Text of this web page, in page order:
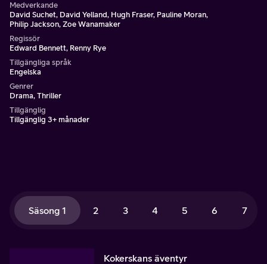
Medverkande
David Suchet, David Yelland, Hugh Fraser, Pauline Moran,
Philip Jackson, Zoe Wanamaker
Regissör
Edward Bennett, Renny Rye
Tillgängliga språk
Engelska
Genrer
Drama, Thriller
Tillgänglig
Tillgänglig 3+ månader
Säsong 1 2 3 4 5 6 7
Kokerskans äventyr